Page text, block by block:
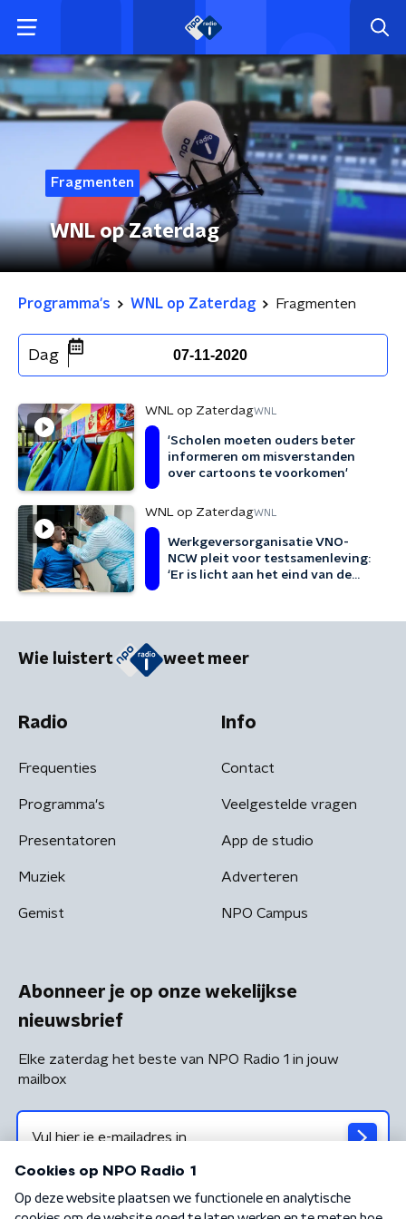
Fragmenten
WNL op Zaterdag
Programma's WNL op Zaterdag Fragmenten
Dag 07-11-2020
WNL op ZaterdagWNL
'Scholen moeten ouders beter
informeren om misverstanden
over cartoons te voorkomen'
WNL op ZaterdagWNL
Werkgeversorganisatie VNO-
NCW pleit voor testsamenleving:
‘Er is licht aan het eind van de
Wie luistert weet meer
Radio
Frequenties
Programma's
Presentatoren
Muziek
Gemist
Info
Contact
Veelgestelde vragen
App de studio
Adverteren
NPO Campus
Abonneer je op onze wekelijkse
nieuwsbrief
Elke zaterdag het beste van NPO Radio 1 in jouw
mailbox